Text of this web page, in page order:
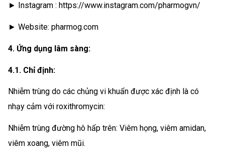
► Instagram : https://www.instagram.com/pharmogvn/
► Website: pharmog.com
4. Ứng dụng lâm sàng:
4.1. Chỉ định:
Nhiễm trùng do các chủng vi khuẩn được xác định là có
nhạy cảm với roxithromycin:
Nhiễm trùng đường hô hấp trên: Viêm họng, viêm amidan,
viêm xoang, viêm mũi.